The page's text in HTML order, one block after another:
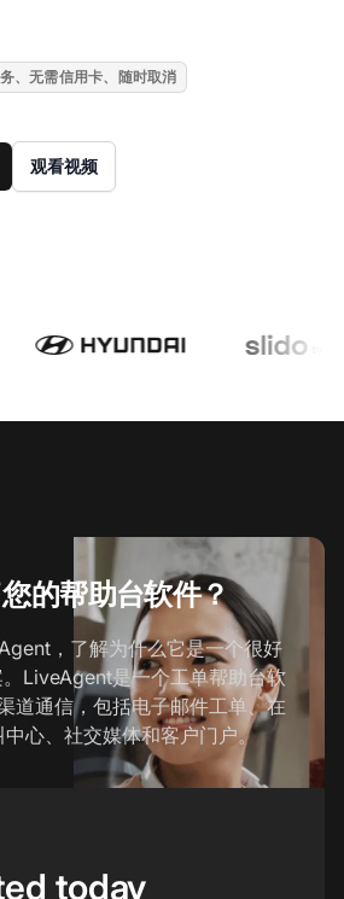
、无需信用卡、随时取消
观看视频
的帮助台软件？
，了解为什么它是一个很好
LiveAgent是一个工单帮助台软
道通信，包括电子邮件工单、在
心、社交媒体和客户门户。
today